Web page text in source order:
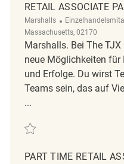
RETAIL ASSOCIATE
Marshalls Kategorie
Massachusetts, 02170
Marshalls. Bei The
neue Möglichkeiten für
und Erfolge. Du wirst
Teams sein, das auf
...
Retten Retail Associate Part
PART TIME RETAIL